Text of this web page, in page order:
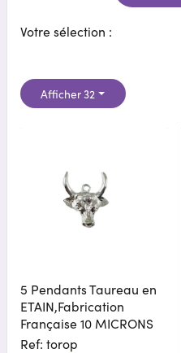
Votre sélection :
Afficher 32
5 Pendants Taureau en
ETAIN,Fabrication
Française 10 MICRONS
Ref: torop